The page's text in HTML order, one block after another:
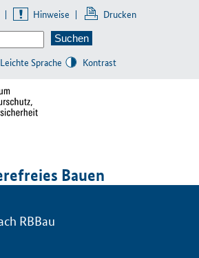
| Hinweise | Drucken
Leichte Sprache Kontrast
Bauen
RBBau